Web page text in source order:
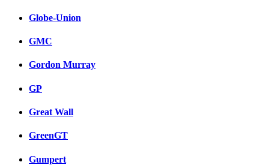
Globe-Union
GMC
Gordon Murray
GP
Great Wall
GreenGT
Gumpert